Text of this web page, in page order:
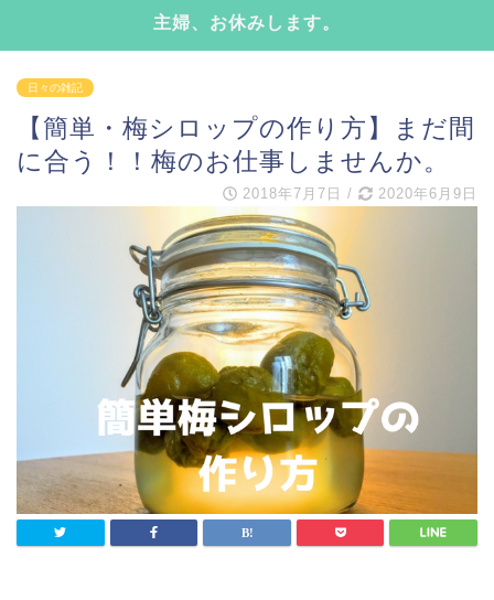
主婦、お休みします。
日々の雑記
【簡単・梅シロップの作り方】まだ間
に合う！！梅のお仕事しませんか。
2018年7月7日 / 2020年6月9日